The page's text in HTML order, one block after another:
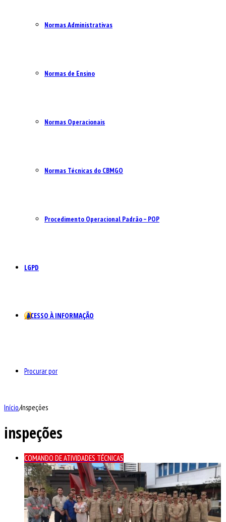
Normas Administrativas
Normas de Ensino
Normas Operacionais
Normas Técnicas do CBMGO
Procedimento Operacional Padrão – POP
LGPD
ACESSO À INFORMAÇÃO
Procurar por
Início/inspeções
inspeções
COMANDO DE ATIVIDADES TÉCNICAS